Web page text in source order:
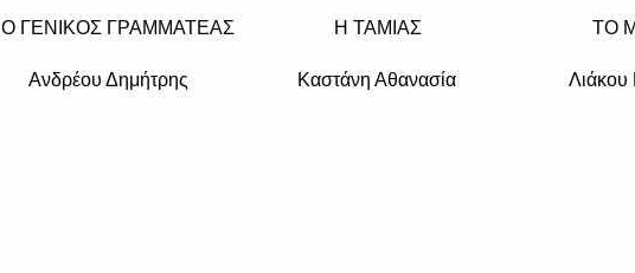
ΓΡΑΜΜΑΤΕΑΣ Η ΤΑΜΙΑΣ ΤΟ
Δημήτρης Καστάνη Αθανασία Λιάκου